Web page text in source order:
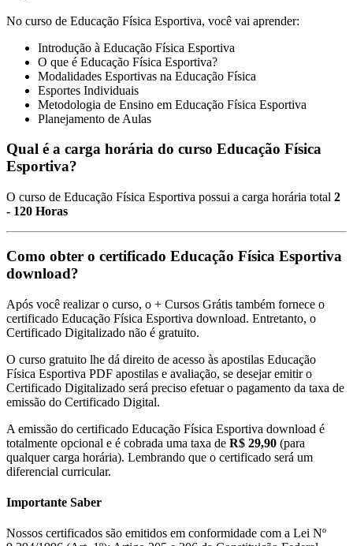
No curso de Educação Física Esportiva, você vai aprender:
Introdução à Educação Física Esportiva
O que é Educação Física Esportiva?
Modalidades Esportivas na Educação Física
Esportes Individuais
Metodologia de Ensino em Educação Física Esportiva
Planejamento de Aulas
Qual é a carga horária do curso Educação Física
Esportiva?
O curso de Educação Física Esportiva possui a carga horária total 2
- 120 Horas
Como obter o certificado Educação Física Esportiva
download?
Após você realizar o curso, o + Cursos Grátis também fornece o
certificado Educação Física Esportiva download. Entretanto, o
Certificado Digitalizado não é gratuito.
O curso gratuito lhe dá direito de acesso às apostilas Educação
Física Esportiva PDF apostilas e avaliação, se desejar emitir o
Certificado Digitalizado será preciso efetuar o pagamento da taxa de
emissão do Certificado Digital.
A emissão do certificado Educação Física Esportiva download é
totalmente opcional e é cobrada uma taxa de R$ 29,90 (para
qualquer carga horária). Lembrando que o certificado será um
diferencial curricular.
Importante Saber
Nossos certificados são emitidos em conformidade com a Lei Nº